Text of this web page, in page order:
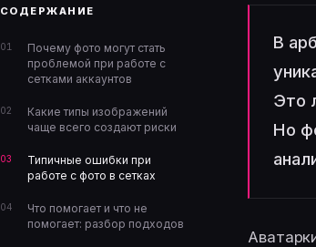
СОДЕРЖАНИЕ
Почему фото могут стать
проблемой при работе с
сетками аккаунтов
Какие типы изображений
чаще всего создают риски
Типичные ошибки при
работе с фото в сетках
Что помогает и что не
помогает: разбор подходов
В
Это
Но